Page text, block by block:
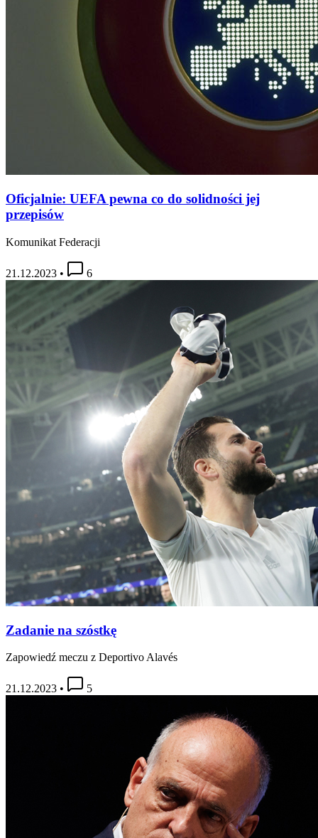
Oficjalnie: UEFA pewna co do solidności jej
przepisów
Komunikat Federacji
21.12.2023 • 6
Zadanie na szóstkę
Zapowiedź meczu z Deportivo Alavés
21.12.2023 • 5